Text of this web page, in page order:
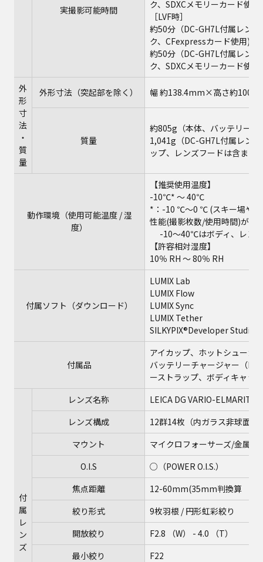
実撮影可能時間
ク、SDXCメモリーカード使用)
［LVF時］
約50分（DC-GH7L付属レン
ク、CFexpressカード使用)
約50分（DC-GH7L付属レン
ク、SDXCメモリーカード使用)
外
形
寸
法
・
質
量
外形寸法（突起部を除く） 幅 約138.4mm×高さ約
質量
約805g（本体、バッテリー
1,041g（DC-GH7L付属レン
ップ、レンズフードは含まな
動作環境（使用可能温度 / 湿
度）
【推奨使用温度】
-10℃* ～ 40℃
*：-10 ℃～0 ℃ (スキー場や標
性能(撮影枚数/使用時間)が低
-10～40℃はボディ、レン
【許容相対湿度】
10％ RH ～ 80％ RH
付属ソフト（ダウンロード）
LUMIX Lab
LUMIX Flow
LUMIX Sync
LUMIX Tether
SILKYPIX®Developer Studio
付属品
アイカップ、ホットシューカ
バッテリーチャージャー（
ーストラップ、ボディキャッ
付
属
レ
ン
ズ
レンズ名称
LEICA DG VARIO-ELMARIT
レンズ構成
12群14枚（内ガラス非球面レ
マウント
マイクロフォーサーズ/金属マ
O.I.S
○（POWER O.I.S.）
焦点距離
12-60mm(35mm判換算
絞り形式
9枚羽根 / 円形虹彩絞り
開放絞り
F2.8 （W） - 4.0 （T）
最小絞り
F22